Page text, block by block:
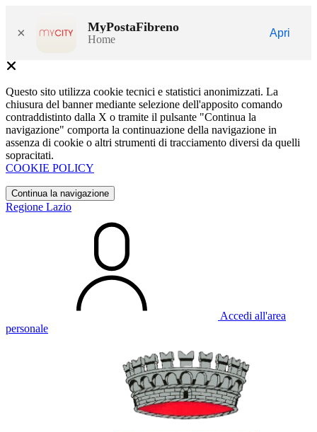
× MyPostaFibreno
Home
Apri
Questo sito utilizza cookie tecnici e statistici anonimizzati. La
chiusura del banner mediante selezione dell'apposito comando
contraddistinto dalla X o tramite il pulsante "Continua la
navigazione" comporta la continuazione della navigazione in
assenza di cookie o altri strumenti di tracciamento diversi da quelli
sopracitati.
COOKIE POLICY
Continua la navigazione
Regione Lazio
Accedi all'area
personale